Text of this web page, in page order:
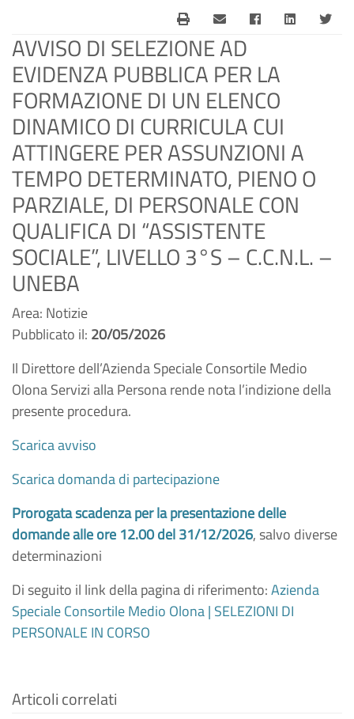
AVVISO DI SELEZIONE AD
EVIDENZA PUBBLICA PER LA
FORMAZIONE DI UN ELENCO
DINAMICO DI CURRICULA CUI
ATTINGERE PER ASSUNZIONI A
TEMPO DETERMINATO, PIENO O
PARZIALE, DI PERSONALE CON
QUALIFICA DI “ASSISTENTE
SOCIALE”, LIVELLO 3°S – C.C.N.L. –
UNEBA
Area: Notizie
Pubblicato il: 20/05/2026
Il Direttore dell’Azienda Speciale Consortile Medio
Olona Servizi alla Persona rende nota l’indizione della
presente procedura.
Scarica avviso
Scarica domanda di partecipazione
Prorogata scadenza per la presentazione delle
domande alle ore 12.00 del 31/12/2026, salvo diverse
determinazioni
Di seguito il link della pagina di riferimento:Azienda
Speciale Consortile Medio Olona | SELEZIONI DI
PERSONALE IN CORSO
Articoli correlati